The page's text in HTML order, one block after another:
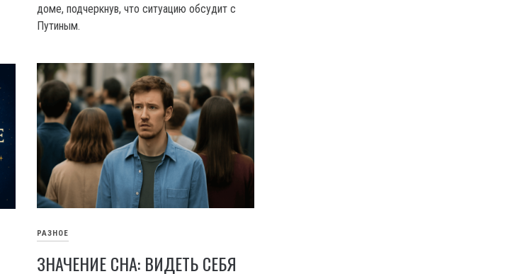
доме, подчеркнув, что ситуацию обсудит с
Путиным.
РАЗНОЕ
ЗНАЧЕНИЕ СНА: ВИДЕТЬ СЕБЯ